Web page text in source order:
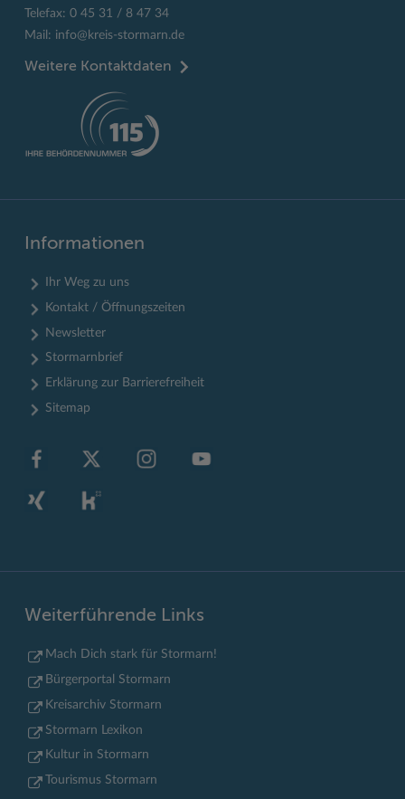
Telefax: 0 45 31 / 8 47 34
Mail: info@kreis-stormarn.de
Weitere Kontaktdaten
Informationen
Ihr Weg zu uns
Kontakt / Öffnungszeiten
Newsletter
Stormarnbrief
Erklärung zur Barrierefreiheit
Sitemap
Weiterführende Links
Mach Dich stark für Stormarn!
Bürgerportal Stormarn
Kreisarchiv Stormarn
Stormarn Lexikon
Kultur in Stormarn
Tourismus Stormarn